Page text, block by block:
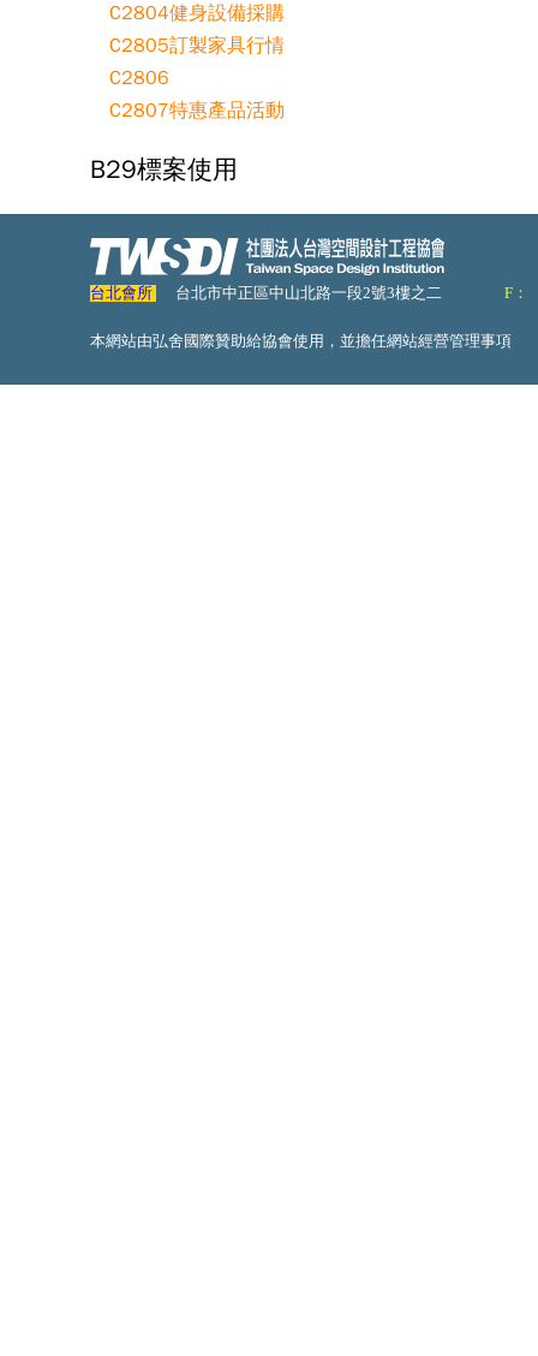
C2804健身設備採購
C2805訂製家具行情
C2806
C2807特惠產品活動
B29標案使用
台北會所 台北市中正區中山北路一段2號3樓之二 F：
本網站由弘舍國際贊助給協會使用，並擔任網站經營管理事項